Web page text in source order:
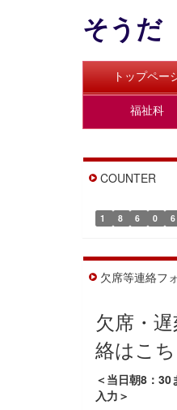
そうだ
トップペー
福祉科
COUNTER
1 8 6 0 6
欠席等連絡フ
欠席・
絡はこ
＜当日朝8：30
入力＞